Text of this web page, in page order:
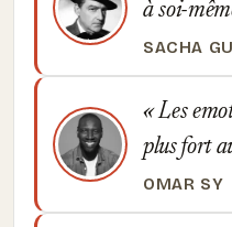
à soi-
SACHA
Les
plus fort
OMAR SY